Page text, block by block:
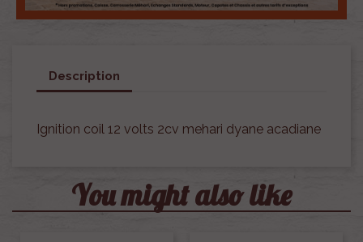
Description
Ignition coil 12 volts 2cv mehari dyane acadiane
You might also like